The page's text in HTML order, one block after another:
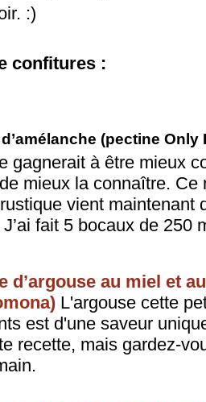
:)
confitures :
(pectine Only
gagnerait à être mieux
mieux la connaître. Ce
vient maintenant
fait 5 bocaux de 250
d’argouse au miel et
L'argouse cette
est d'une saveur
recette, mais gardez-